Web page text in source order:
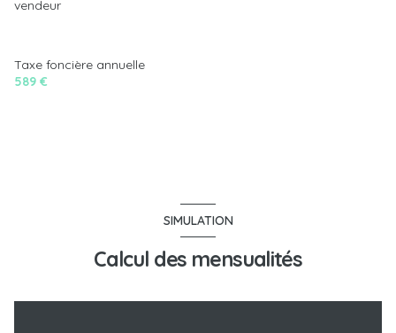
vendeur
Taxe foncière annuelle
589 €
SIMULATION
Calcul des mensualités